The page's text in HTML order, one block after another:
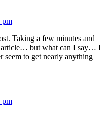
pm
Taking a few minutes and
article… but what can I say… I
seem to get nearly anything
pm